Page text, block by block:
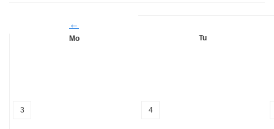
←
Mo Tu
3 4